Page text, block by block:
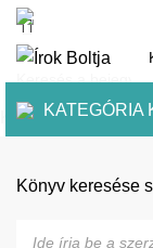
KATEGÓRIA
Könyv keresése
Kezdje el gépelni